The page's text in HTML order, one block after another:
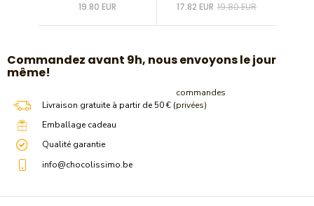
19.80 EUR
17.82 EUR 19.80 EUR
​Commandez avant 9h, nous envoyons le jour
même!
Livraison gratuite à partir de 50 € (
commandes
privées)
Emballage cadeau
Qualité garantie
info@chocolissimo.be